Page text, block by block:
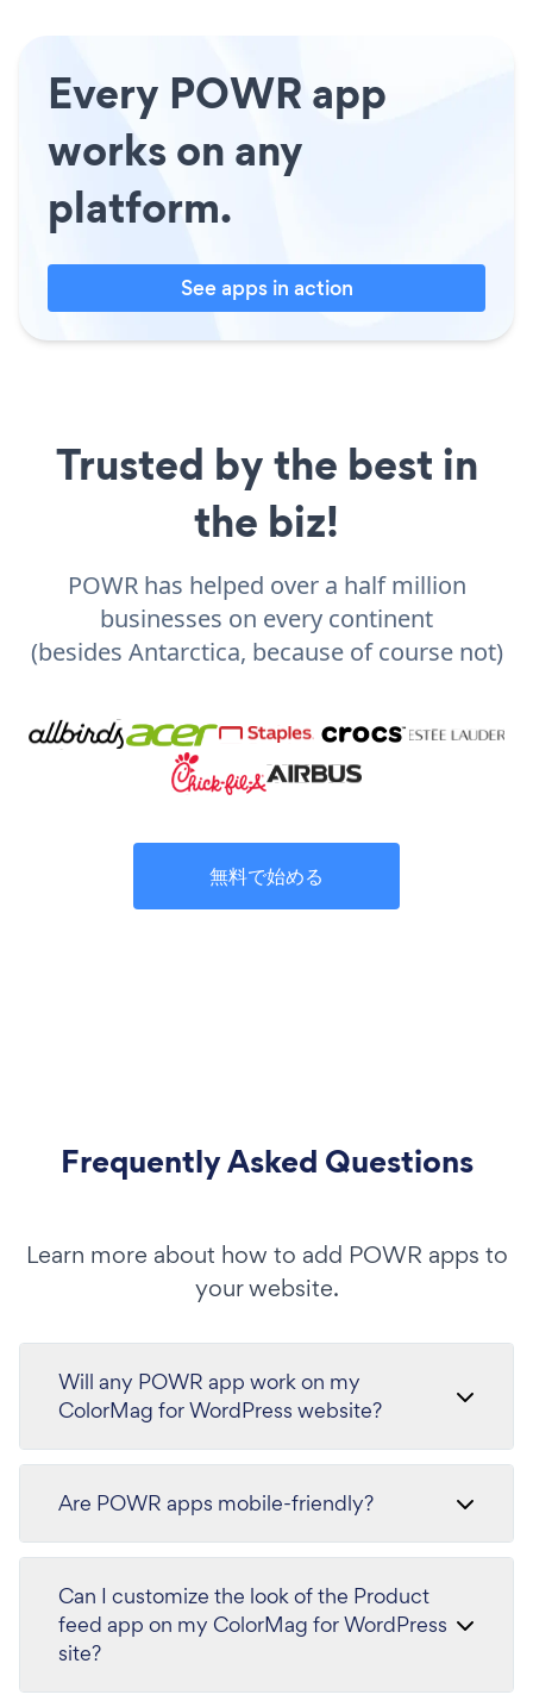
Every POWR app
works on any
platform.
See apps in action
Trusted by the best in
the biz!
POWR has helped over a half million
businesses on every continent
(besides Antarctica, because of course not)
無料で始める
Frequently Asked Questions
Learn more about how to add POWR apps to
your website.
Will any POWR app work on my
ColorMag for WordPress website?
Are POWR apps mobile-friendly?
Can I customize the look of the Product
feed app on my ColorMag for WordPress
site?